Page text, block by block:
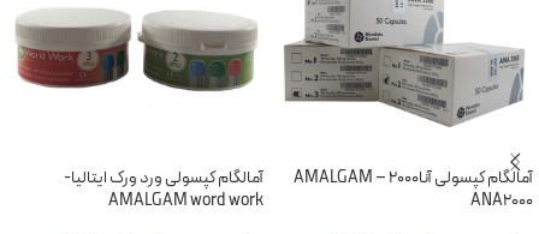
آمالگام کپسولی آنا2000 – AMALGAM
ANA2000
آمالگام کپسولی ورد ورک ایتالیا-
AMALGAM word work